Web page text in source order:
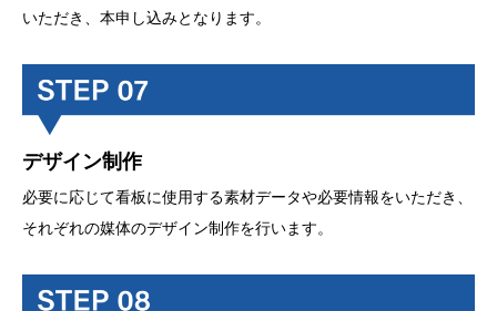
いただき、本申し込みとなります。
デザイン制作
必要に応じて看板に使用する素材データや必要情報をいただき、
それぞれの媒体のデザイン制作を行います。